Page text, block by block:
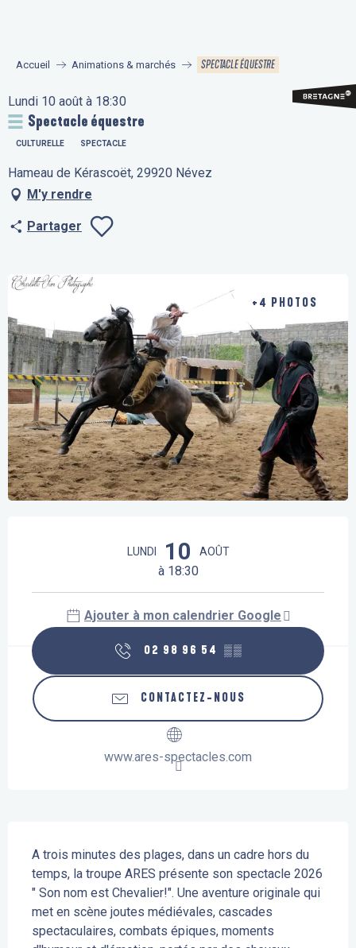
principal
Accueil Animations & marchés SPECTACLE ÉQUESTRE
Lundi 10 août à 18:30
Spectacle équestre
CULTURELLE SPECTACLE
Hameau de Kérascoët, 29920 Névez
M'y rendre
Partager
+4 PHOTOS
LUNDI 10 AOÛT
à 18:30
Ajouter à mon calendrier Google
02 98 96 54 ▒▒
CONTACTEZ-NOUS
www.ares-spectacles.com
A trois minutes des plages, dans un cadre hors du
temps, la troupe ARES présente son spectacle 2026
" Son nom est Chevalier!". Une aventure originale qui
met en scène joutes médiévales, cascades
spectaculaires, combats épiques, moments